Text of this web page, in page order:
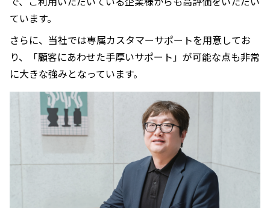
ています。
さらに、当社では専属カスタマーサポートを用意してお
り、「顧客にあわせた手厚いサポート」が可能な点も非常
に大きな強みとなっています。